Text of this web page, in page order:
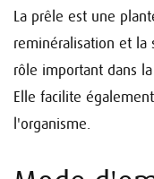
La prêle est une
reminéralisation et la
rôle important dans
Elle facilite
l'organisme.